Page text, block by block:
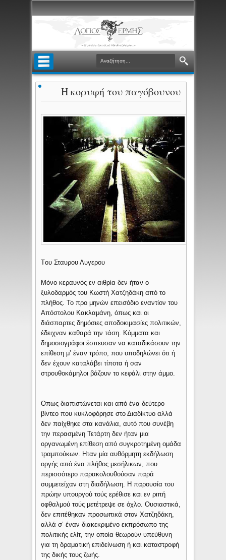
Η κορυφή του παγόβουνου
Tου Σταυρου Λυγερου
Μόνο κεραυνός εν αιθρία δεν ήταν ο
ξυλοδαρμός του Κωστή Χατζηδάκη από το
πλήθος. Το προ μηνών επεισόδιο εναντίον του
Απόστολου Κακλαμάνη, όπως και οι
διάσπαρτες δημόσιες αποδοκιμασίες πολιτικών,
έδειχναν καθαρά την τάση. Κόμματα και
δημοσιογράφοι έσπευσαν να καταδικάσουν την
επίθεση μ’ έναν τρόπο, που υποδηλώνει ότι ή
δεν έχουν καταλάβει τίποτα ή σαν
στρουθοκάμηλοι βάζουν το κεφάλι στην άμμο.
Οπως διαπιστώνεται και από ένα δεύτερο
βίντεο που κυκλοφόρησε στο Διαδίκτυο αλλά
δεν παίχθηκε στα κανάλια, αυτό που συνέβη
την περασμένη Τετάρτη δεν ήταν μια
οργανωμένη επίθεση από συγκροτημένη ομάδα
τραμπούκων. Ηταν μία αυθόρμητη εκδήλωση
οργής από ένα πλήθος μεσήλικων, που
περισσότερο παρακολουθούσαν παρά
συμμετείχαν στη διαδήλωση. Η παρουσία του
πρώην υπουργού τούς ερέθισε και εν ριπή
οφθαλμού τούς μετέτρεψε σε όχλο. Ουσιαστικά,
δεν επιτέθηκαν προσωπικά στον Χατζηδάκη,
αλλά σ’ έναν διακεκριμένο εκπρόσωπο της
πολιτικής ελίτ, την οποία θεωρούν υπεύθυνη
για τη δραματική επιδείνωση ή και καταστροφή
της δικής τους ζωής.